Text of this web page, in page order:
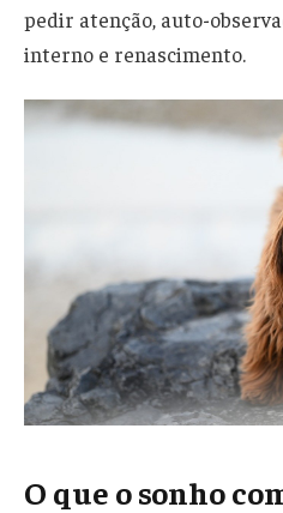
pedir atenção, auto-
interno e renascimento.
O que o sonho